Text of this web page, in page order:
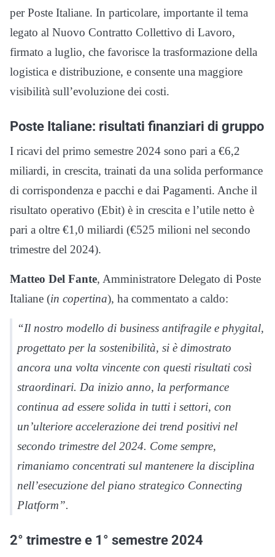
per Poste Italiane. In particolare, importante il tema
legato al Nuovo Contratto Collettivo di Lavoro,
firmato a luglio, che favorisce la trasformazione della
logistica e distribuzione, e consente una maggiore
visibilità sull’evoluzione dei costi.
Poste Italiane: risultati finanziari di gruppo
I ricavi del primo semestre 2024 sono pari a €6,2
miliardi, in crescita, trainati da una solida performance
di corrispondenza e pacchi e dai Pagamenti. Anche il
risultato operativo (Ebit) è in crescita e l’utile netto è
pari a oltre €1,0 miliardi (€525 milioni nel secondo
trimestre del 2024).
Matteo Del Fante, Amministratore Delegato di Poste
Italiane (in copertina), ha commentato a caldo:
“Il nostro modello di business antifragile e phygital,
progettato per la sostenibilità, si è dimostrato
ancora una volta vincente con questi risultati così
straordinari. Da inizio anno, la performance
continua ad essere solida in tutti i settori, con
un’ulteriore accelerazione dei trend positivi nel
secondo trimestre del 2024. Come sempre,
rimaniamo concentrati sul mantenere la disciplina
nell’esecuzione del piano strategico Connecting
Platform”.
2° trimestre e 1° semestre 2024